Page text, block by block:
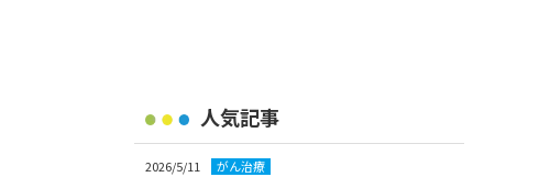
人気記事
2026/5/11 がん治療